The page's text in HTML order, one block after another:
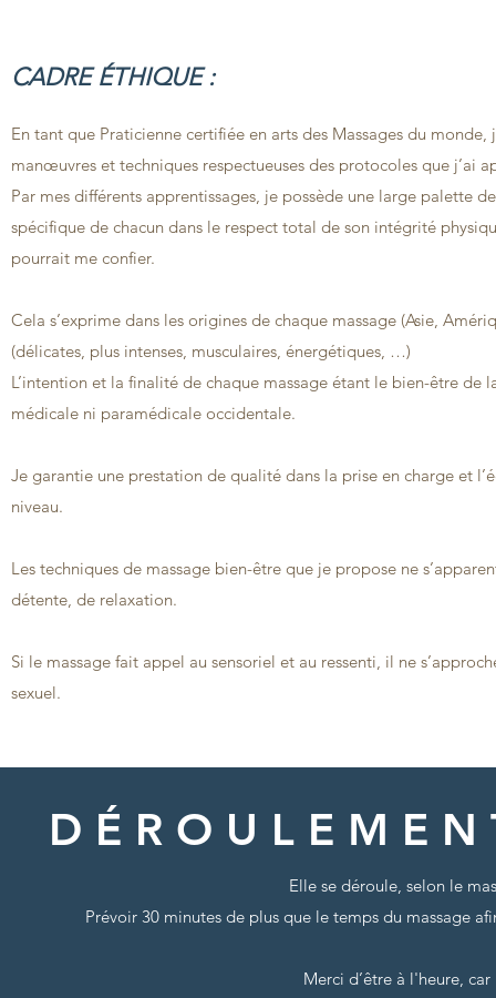
CADRE ÉTHIQUE :
En tant que Praticienne certifiée en arts des Massages du
manœuvres et techniques respectueuses des protocoles que j’ai
Par mes différents apprentissages, je possède une large palette
spécifique de chacun dans le respect total de son intégrité
pourrait me confier.
Cela s’exprime dans les origines de chaque massage (Asie,
(délicates, plus intenses, musculaires, énergétiques, …)
L’intention et la finalité de chaque massage étant le bien-être de
médicale ni paramédicale occidentale.
Je garantie une prestation de qualité dans la prise en charge et
niveau.
Les techniques de massage bien-être que je propose ne
détente, de relaxation.
Si le massage fait appel au sensoriel et au ressenti, il ne
sexuel.
Elle se déroule, selon le
Prévoir 30 minutes de plus que le temps du massage
Merci d’être à l'heure, car